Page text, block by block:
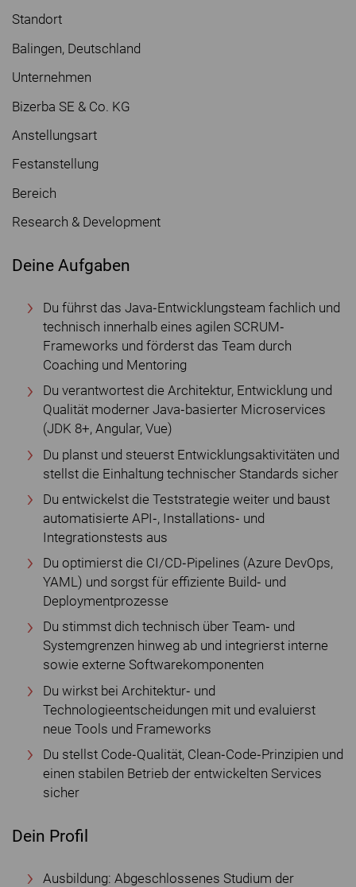
Standort
Balingen, Deutschland
Unternehmen
Bizerba SE & Co. KG
Anstellungsart
Festanstellung
Bereich
Research & Development
Deine Aufgaben
Du führst das Java‐Entwicklungsteam fachlich und
technisch innerhalb eines agilen SCRUM‐
Frameworks und förderst das Team durch
Coaching und Mentoring
Du verantwortest die Architektur, Entwicklung und
Qualität moderner Java‐basierter Microservices
(JDK 8+, Angular, Vue)
Du planst und steuerst Entwicklungsaktivitäten und
stellst die Einhaltung technischer Standards sicher
Du entwickelst die Teststrategie weiter und baust
automatisierte API‐, Installations‐ und
Integrationstests aus
Du optimierst die CI/CD‐Pipelines (Azure DevOps,
YAML) und sorgst für effiziente Build‐ und
Deploymentprozesse
Du stimmst dich technisch über Team‐ und
Systemgrenzen hinweg ab und integrierst interne
sowie externe Softwarekomponenten
Du wirkst bei Architektur‐ und
Technologieentscheidungen mit und evaluierst
neue Tools und Frameworks
Du stellst Code‐Qualität, Clean‐Code‐Prinzipien und
einen stabilen Betrieb der entwickelten Services
sicher
Dein Profil
Ausbildung: Abgeschlossenes Studium der